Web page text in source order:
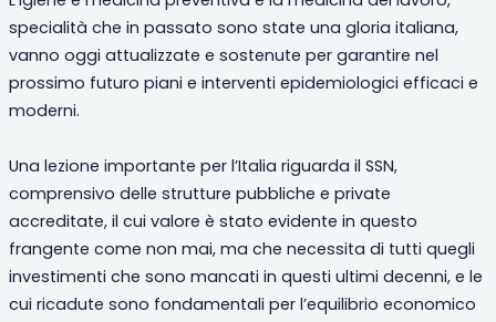
specialità che in passato sono state una gloria italiana,
vanno oggi attualizzate e sostenute per garantire nel
prossimo futuro piani e interventi epidemiologici efficaci e
moderni.
Una lezione importante per l’Italia riguarda il SSN,
comprensivo delle strutture pubbliche e private
accreditate, il cui valore è stato evidente in questo
frangente come non mai, ma che necessita di tutti quegli
investimenti che sono mancati in questi ultimi decenni, e le
cui ricadute sono fondamentali per l’equilibrio economico